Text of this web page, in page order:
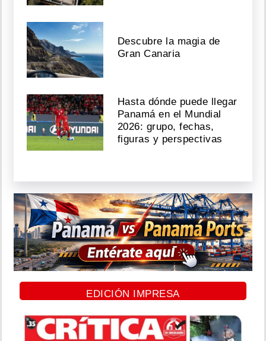
Descubre la magia de
Gran Canaria
Hasta dónde puede llegar
Panamá en el Mundial
2026: grupo, fechas,
figuras y perspectivas
EDICIÓN IMPRESA